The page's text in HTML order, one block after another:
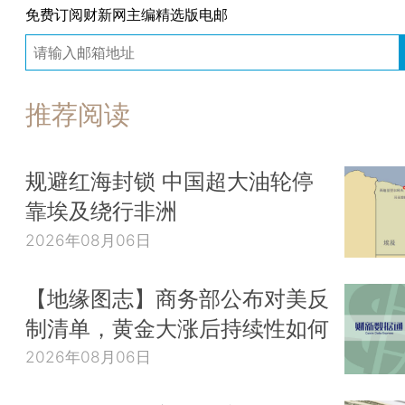
免费订阅财新网主编精选版电邮
推荐阅读
规避红海封锁 中国超大油轮停
靠埃及绕行非洲
2026年08月06日
【地缘图志】商务部公布对美反
制清单，黄金大涨后持续性如何
2026年08月06日